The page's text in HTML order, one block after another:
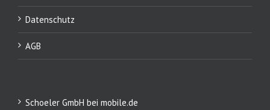
Datenschutz
AGB
Schoeler GmbH bei mobile.de